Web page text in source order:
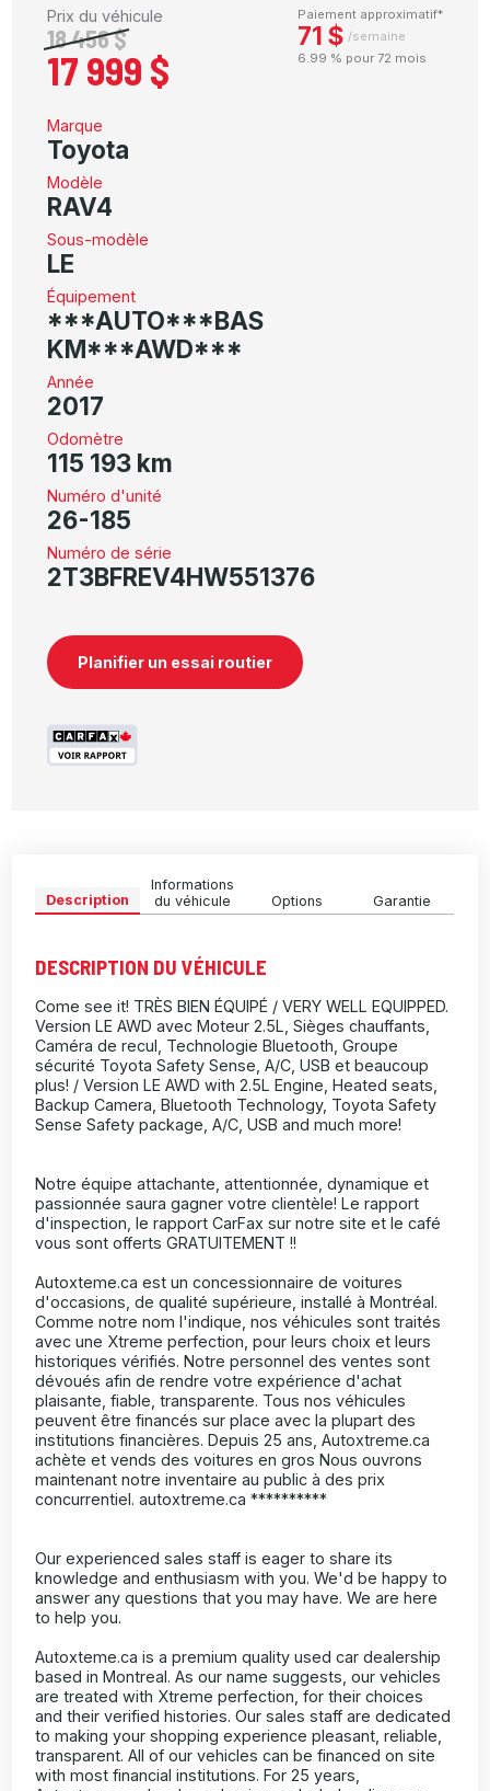
Prix du véhicule
18 456 $
17 999 $
Paiement approximatif*
71 $ /semaine
6.99 % pour 72 mois
Marque
Toyota
Modèle
RAV4
Sous-modèle
LE
Équipement
***AUTO***BAS
KM***AWD***
Année
2017
Odomètre
115 193 km
Numéro d'unité
26-185
Numéro de série
2T3BFREV4HW551376
Planifier un essai routier
Description
Informations
du véhicule
Options Garantie
DESCRIPTION DU VÉHICULE
Come see it! TRÈS BIEN ÉQUIPÉ / VERY WELL EQUIPPED.
Version LE AWD avec Moteur 2.5L, Sièges chauffants,
Caméra de recul, Technologie Bluetooth, Groupe
sécurité Toyota Safety Sense, A/C, USB et beaucoup
plus! / Version LE AWD with 2.5L Engine, Heated seats,
Backup Camera, Bluetooth Technology, Toyota Safety
Sense Safety package, A/C, USB and much more!
Notre équipe attachante, attentionnée, dynamique et
passionnée saura gagner votre clientèle! Le rapport
d'inspection, le rapport CarFax sur notre site et le café
vous sont offerts GRATUITEMENT !!
Autoxteme.ca est un concessionnaire de voitures
d'occasions, de qualité supérieure, installé à Montréal.
Comme notre nom l'indique, nos véhicules sont traités
avec une Xtreme perfection, pour leurs choix et leurs
historiques vérifiés. Notre personnel des ventes sont
dévoués afin de rendre votre expérience d'achat
plaisante, fiable, transparente. Tous nos véhicules
peuvent être financés sur place avec la plupart des
institutions financières. Depuis 25 ans, Autoxtreme.ca
achète et vends des voitures en gros Nous ouvrons
maintenant notre inventaire au public à des prix
concurrentiel. autoxtreme.ca **********
Our experienced sales staff is eager to share its
knowledge and enthusiasm with you. We'd be happy to
answer any questions that you may have. We are here
to help you.
Autoxteme.ca is a premium quality used car dealership
based in Montreal. As our name suggests, our vehicles
are treated with Xtreme perfection, for their choices
and their verified histories. Our sales staff are dedicated
to making your shopping experience pleasant, reliable,
transparent. All of our vehicles can be financed on site
with most financial institutions. For 25 years,